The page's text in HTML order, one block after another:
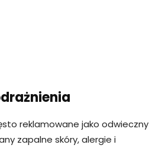
reklamowane jako odwieczny
zapalne skóry, alergie i